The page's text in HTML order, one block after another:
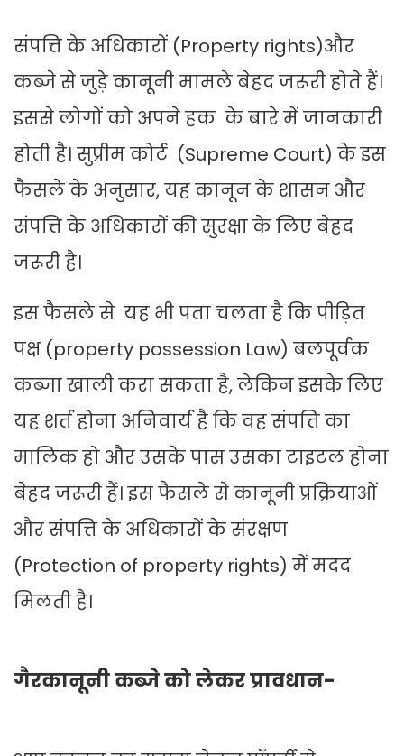
संपत्ति के अधिकारों (Property rights)और
कब्जे से जुड़े कानूनी मामले बेहद जरूरी होते हैं।
इससे लोगों को अपने हक के बारे में जानकारी
होती है। सुप्रीम कोर्ट (Supreme Court) के इस
फैसले के अनुसार, यह कानून के शासन और
संपत्ति के अधिकारों की सुरक्षा के लिए बेहद
जरूरी है।
इस फैसले से यह भी पता चलता है कि पीड़ित
पक्ष (property possession Law) बलपूर्वक
कब्जा खाली करा सकता है, लेकिन इसके लिए
यह शर्त होना अनिवार्य है कि वह संपत्ति का
मालिक हो और उसके पास उसका टाइटल होना
बेहद जरूरी हैं। इस फैसले से कानूनी प्रक्रियाओं
और संपत्ति के अधिकारों के संरक्षण
(Protection of property rights) में मदद
मिलती है।
गैरकानूनी कब्जे को लेकर प्रावधान-